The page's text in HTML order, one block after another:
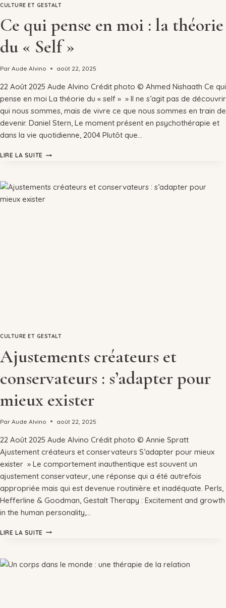
CULTURE ET GESTALT
Ce qui pense en moi : la théorie
du « Self »
Par Aude Alvino août 22, 2025
22 Août 2025 Aude Alvino Crédit photo © Ahmed Nishaath Ce qui
pense en moi La théorie du « self » » Il ne s’agit pas de découvrir
qui nous sommes, mais de vivre ce que nous sommes en train de
devenir. Daniel Stern, Le moment présent en psychothérapie et
dans la vie quotidienne, 2004 Plutôt que…
LIRE LA SUITE
CULTURE ET GESTALT
Ajustements créateurs et
conservateurs : s’adapter pour
mieux exister
Par Aude Alvino août 22, 2025
22 Août 2025 Aude Alvino Crédit photo © Annie Spratt
Ajustement créateurs et conservateurs S’adapter pour mieux
exister » Le comportement inauthentique est souvent un
ajustement conservateur, une réponse qui a été autrefois
appropriée mais qui est devenue routinière et inadéquate. Perls,
Hefferline & Goodman, Gestalt Therapy : Excitement and growth
in the human personality,…
LIRE LA SUITE